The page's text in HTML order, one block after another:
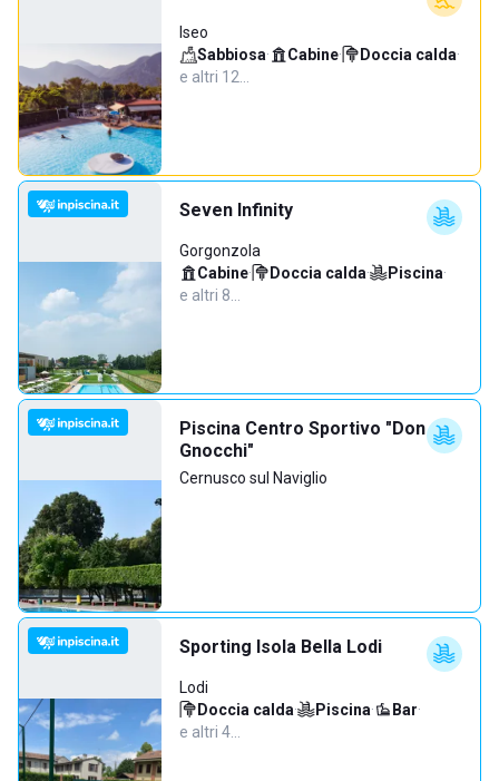
Iseo
Sabbiosa· Cabine· Doccia calda·
e altri 12…
Seven Infinity
Gorgonzola
Cabine· Doccia calda· Piscina·
e altri 8…
Piscina Centro Sportivo "Don
Gnocchi"
Cernusco sul Naviglio
Sporting Isola Bella Lodi
Lodi
Doccia calda· Piscina· Bar·
e altri 4…